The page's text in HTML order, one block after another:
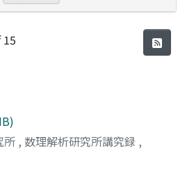
15
所 , 数理解析研究所講究録 ,